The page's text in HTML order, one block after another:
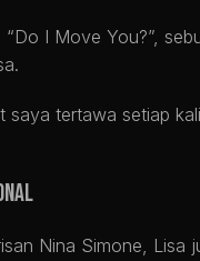
I Move You?”,
saya tertawa setiap
Nina Simone, Lisa